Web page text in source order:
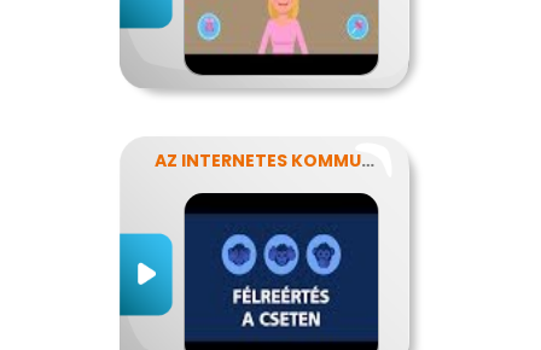
AZ INTERNETES KOMMUNIKÁCIÓ NÉHÁNY SAJÁTOSSÁGA